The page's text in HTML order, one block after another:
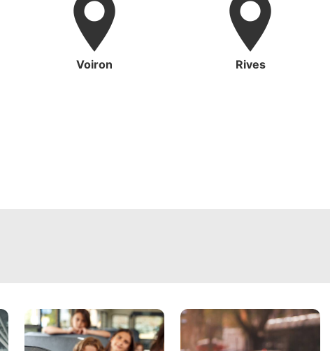
Voiron Rives